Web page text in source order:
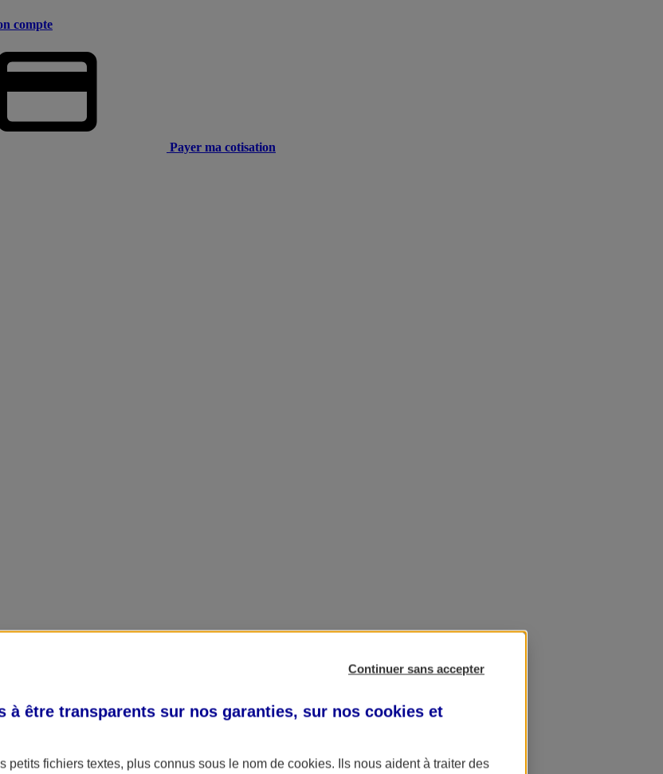
compte
Payer ma cotisation
Continuer sans accepter
à être transparents sur nos garanties, sur nos cookies et
petits fichiers textes, plus connus sous le nom de cookies. Ils nous aident à traiter des